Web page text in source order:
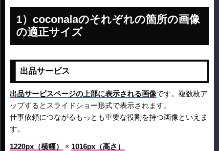
coconalaのそれぞれの箇所の画像
の適正サイズ
出品サービス
出品サービスページの上部に表示される画像です。複数枚ア
ップするとスライドショー形式で表示されます。
仕事依頼につながるもっとも重要な役割を持つ画像といえま
す。
1220px（横幅） × 1016px（高さ）